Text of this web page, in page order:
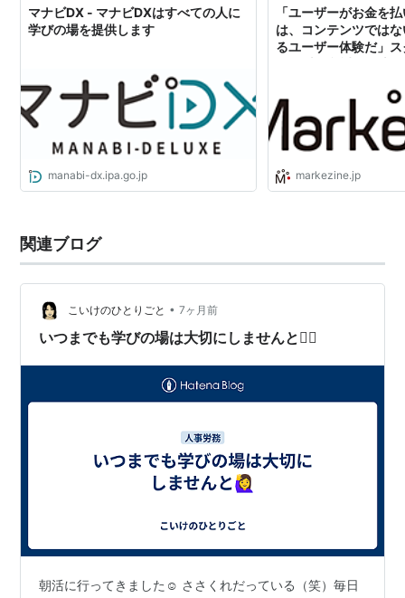
マナビDX - マナビDXはすべての人に
学びの場を提供します
manabi-dx.ipa.go.jp
「ユーザーがお金を
は、コンテンツでは
るユーザー体験だ」
markezine.jp
関連ブログ
こいけのひとりごと • 7ヶ月前
いつまでも学びの場は大切にしませんと🙋‍♀️
朝活に行ってきました☺️ ささくれだっている（笑）毎日